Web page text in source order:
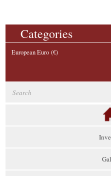
Categories
European Euro (€)